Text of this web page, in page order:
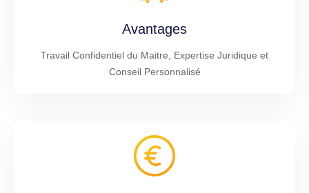
Avantages
Travail Confidentiel du Maitre, Expertise Juridique et
Conseil Personnalisé